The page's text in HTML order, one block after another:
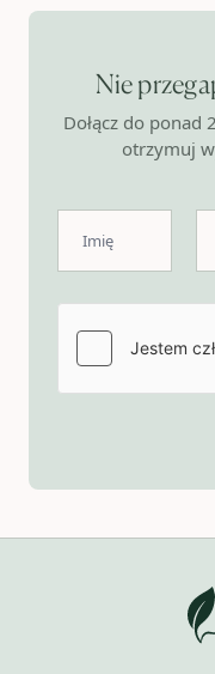
Nie
Dołącz do ponad
otrzymuj